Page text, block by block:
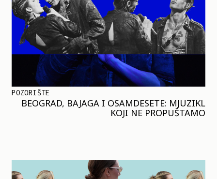
POZORIŠTE
BEOGRAD, BAJAGA I OSAMDESETE: MJUZIKL
KOJI NE PROPUŠTAMO